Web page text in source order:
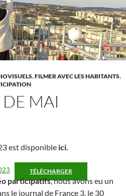
,FILMER AVEC LES HABITANTS,
MAI
est disponible ici.
TÉLÉCHARGER
participatifs, nous avons eu un
le journal de France 3, le 30